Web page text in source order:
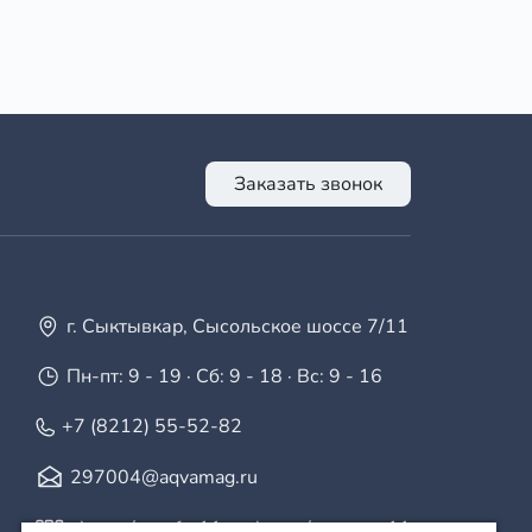
Заказать звонок
г. Сыктывкар, Сысольское шоссе 7/11
Пн-пт: 9 - 19 · Сб: 9 - 18 · Вс: 9 - 16
+7 (8212) 55-52-82
297004@aqvamag.ru